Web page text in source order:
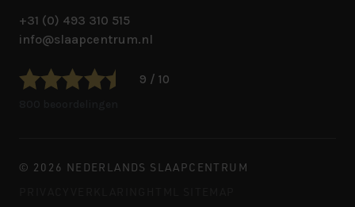
+31 (0) 493 310 515
info@slaapcentrum.nl
9 / 10
© 2026 NEDERLANDS SLAAPCENTRUM